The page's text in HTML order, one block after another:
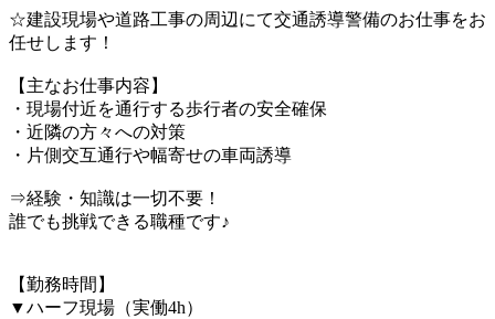
☆建設現場や道路工事の周辺にて交通誘導警備のお仕事をお
任せします！
【主なお仕事内容】
・現場付近を通行する歩行者の安全確保
・近隣の方々への対策
・片側交互通行や幅寄せの車両誘導
⇒経験・知識は一切不要！
誰でも挑戦できる職種です♪
【勤務時間】
▼ハーフ現場（実働4h）